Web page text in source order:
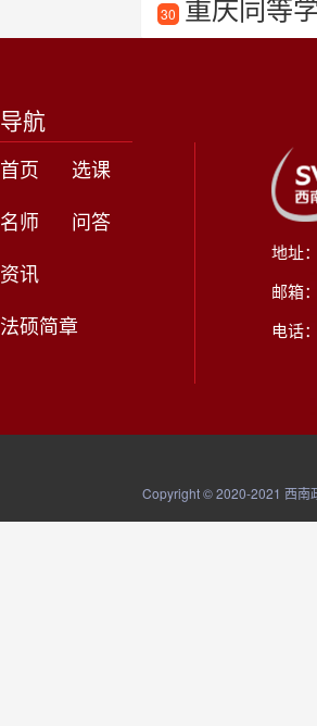
30
导航
首页
选课
名师
问答
资讯
法硕简章
地址
邮箱
电话
Copyright © 2020-2021 西南